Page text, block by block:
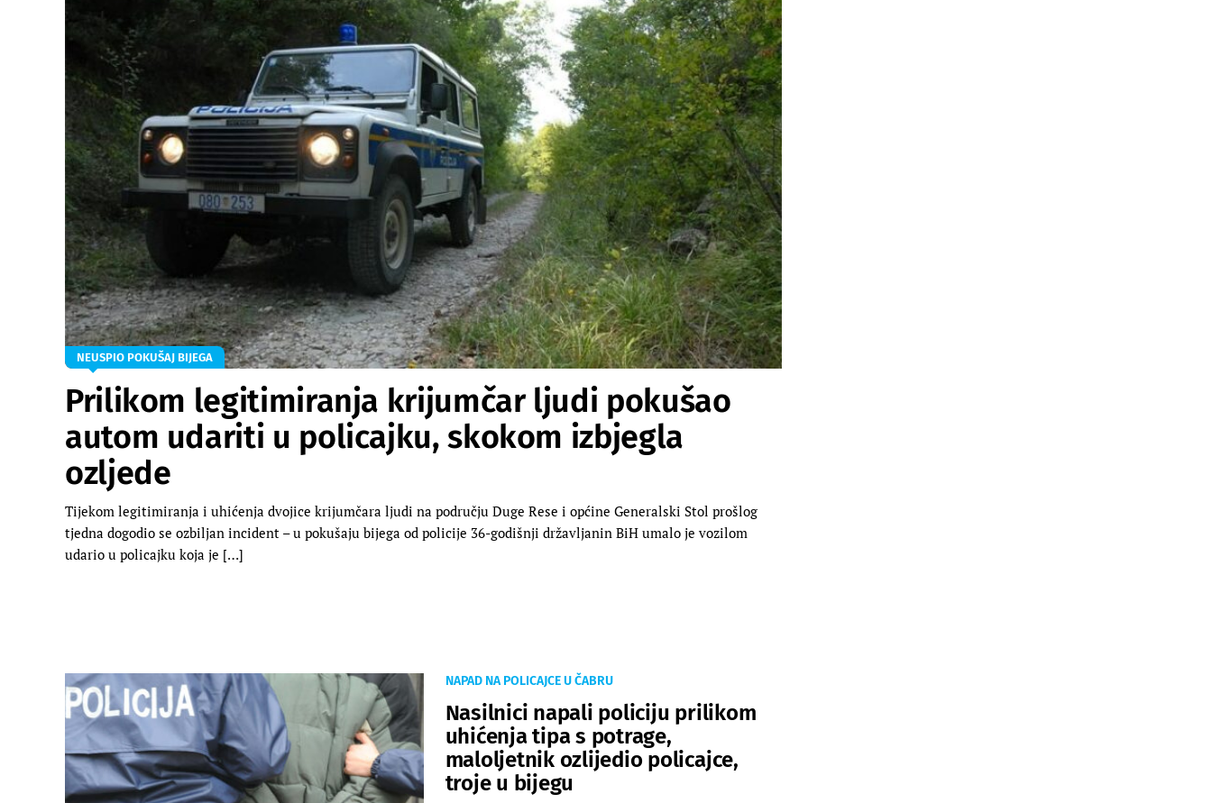
NEUSPIO POKUŠAJ BIJEGA
Prilikom legitimiranja krijumčar ljudi pokušao
autom udariti u policajku, skokom izbjegla
ozljede
Tijekom legitimiranja i uhićenja dvojice krijumčara ljudi na području Duge Rese i općine Generalski Stol prošlog
tjedna dogodio se ozbiljan incident – u pokušaju bijega od policije 36-godišnji državljanin BiH umalo je vozilom
udario u policajku koja je […]
NAPAD NA POLICAJCE U ČABRU
Nasilnici napali policiju prilikom
uhićenja tipa s potrage,
maloljetnik ozlijedio policajce,
troje u bijegu